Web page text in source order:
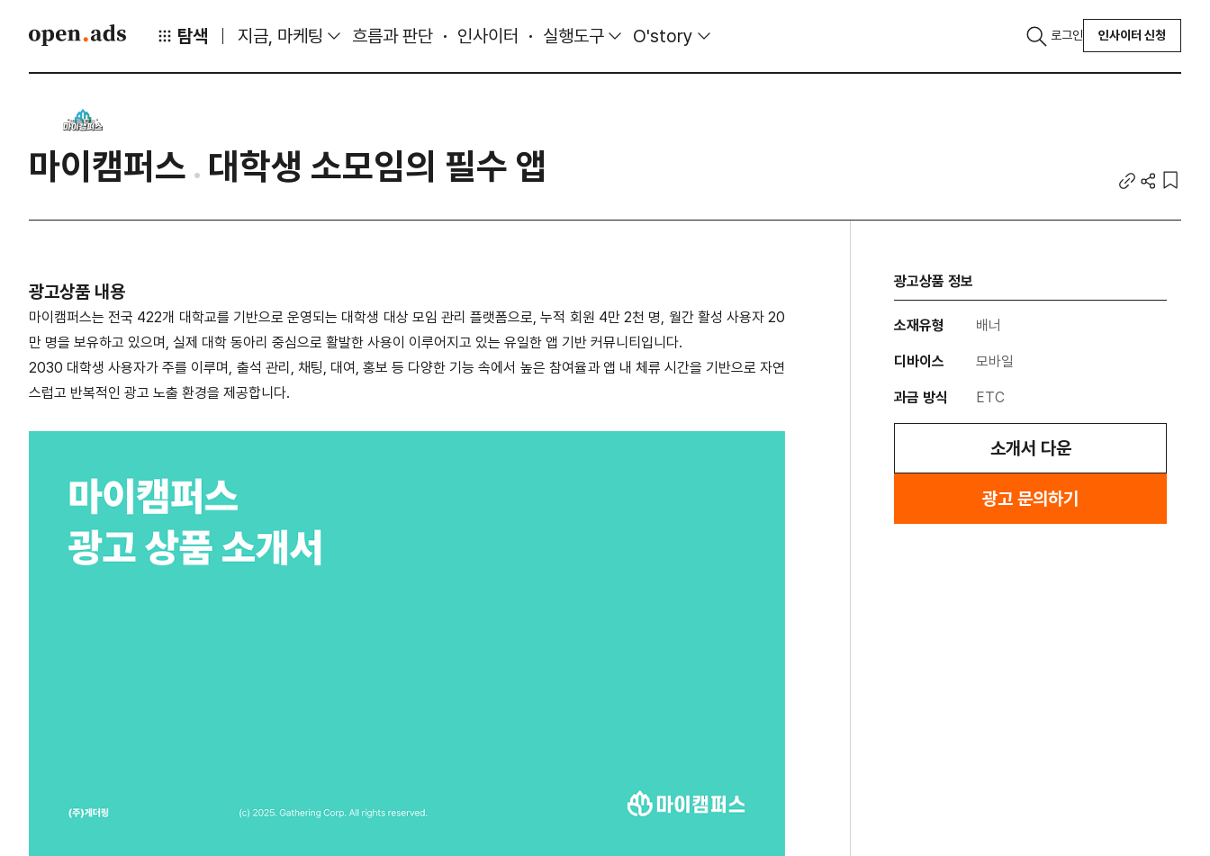
탐색 지금, 마케팅 흐름과 판단 인사이터 실행도구 O'story 로그인 인사이터 신청
마이캠퍼스 대학생 소모임의 필수 앱
광고상품 내용
마이캠퍼스는 전국 422개 대학교를 기반으로 운영되는 대학생 대상 모임 관리 플랫폼으로, 누적 회원 4만 2천 명, 월간 활성 사용자 20
만 명을 보유하고 있으며, 실제 대학 동아리 중심으로 활발한 사용이 이루어지고 있는 유일한 앱 기반 커뮤니티입니다.
2030 대학생 사용자가 주를 이루며, 출석 관리, 채팅, 대여, 홍보 등 다양한 기능 속에서 높은 참여율과 앱 내 체류 시간을 기반으로 자연
스럽고 반복적인 광고 노출 환경을 제공합니다.
광고상품 정보
소재유형 배너
디바이스 모바일
과금 방식 ETC
소개서 다운
광고 문의하기